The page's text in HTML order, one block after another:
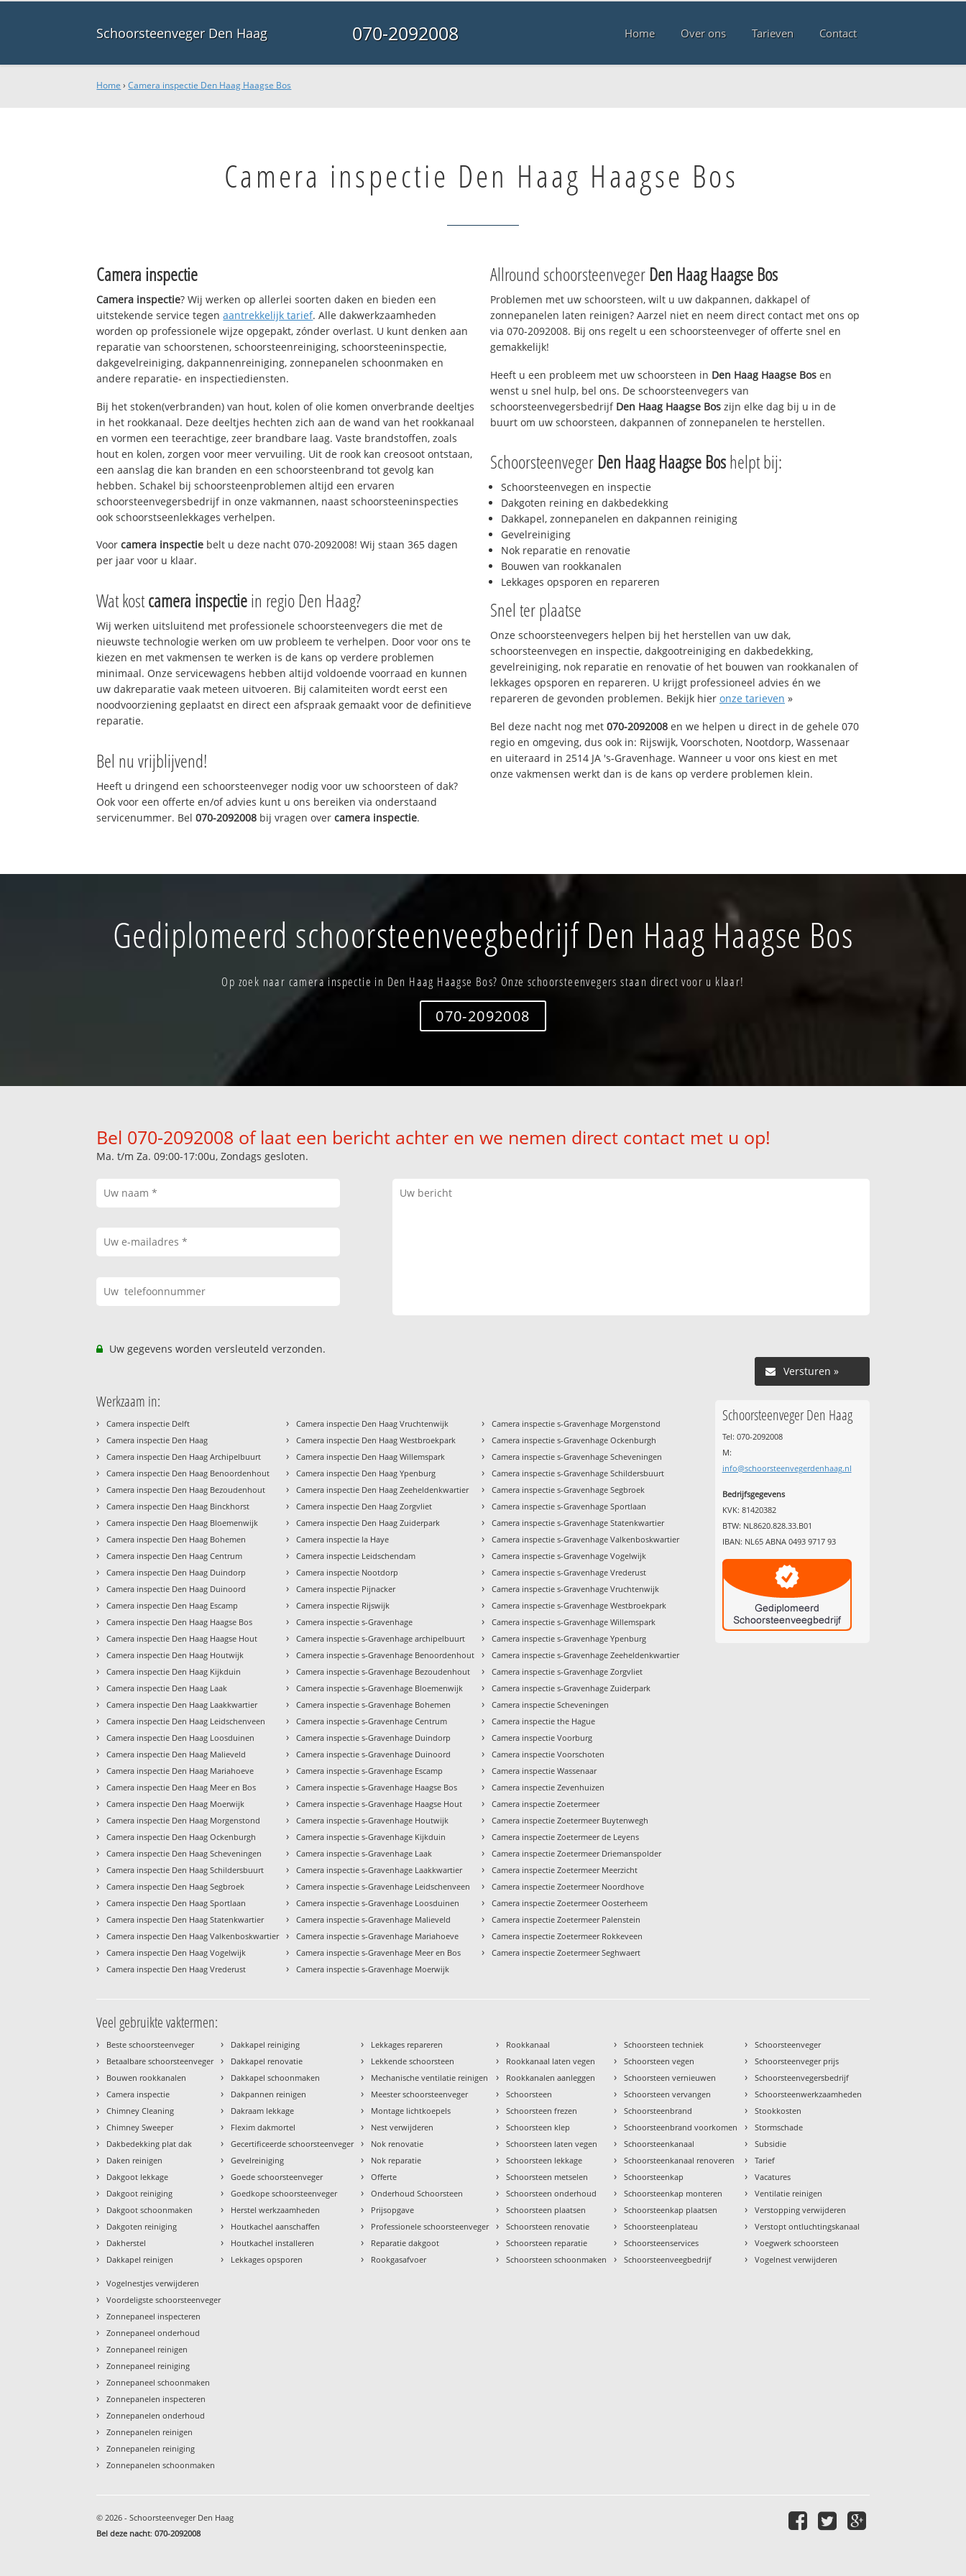
Schoorsteenveger Den Haag 070-2092008 Home Over ons Tarieven Contact
Home ›Camera inspectie Den Haag Haagse Bos
Camera inspectie Den Haag Haagse Bos
Camera inspectie
Camera inspectie? Wij werken op allerlei soorten daken en bieden een
uitstekende service tegenaantrekkelijk tarief. Alle dakwerkzaamheden
worden op professionele wijze opgepakt, zónder overlast. U kunt denken aan
reparatie van schoorstenen, schoorsteenreiniging, schoorsteeninspectie,
dakgevelreiniging, dakpannenreiniging, zonnepanelen schoonmaken en
andere reparatie- en inspectiediensten.
Bij het stoken(verbranden) van hout, kolen of olie komen onverbrande deeltjes
in het rookkanaal. Deze deeltjes hechten zich aan de wand van het rookkanaal
en vormen een teerachtige, zeer brandbare laag. Vaste brandstoffen, zoals
hout en kolen, zorgen voor meer vervuiling. Uit de rook kan creosoot ontstaan,
een aanslag die kan branden en een schoorsteenbrand tot gevolg kan
hebben. Schakel bij schoorsteenproblemen altijd een ervaren
schoorsteenvegersbedrijf in onze vakmannen, naast schoorsteeninspecties
ook schoorstseenlekkages verhelpen.
Voorcamera inspectie belt u deze nacht 070-2092008! Wij staan 365 dagen
per jaar voor u klaar.
Wat kostcamera inspectiein regio Den Haag?
Wij werken uitsluitend met professionele schoorsteenvegers die met de
nieuwste technologie werken om uw probleem te verhelpen. Door voor ons te
kiezen en met vakmensen te werken is de kans op verdere problemen
minimaal. Onze servicewagens hebben altijd voldoende voorraad en kunnen
uw dakreparatie vaak meteen uitvoeren. Bij calamiteiten wordt eerst een
noodvoorziening geplaatst en direct een afspraak gemaakt voor de definitieve
reparatie.
Bel nu vrijblijvend!
Heeft u dringend een schoorsteenveger nodig voor uw schoorsteen of dak?
Ook voor een offerte en/of advies kunt u ons bereiken via onderstaand
servicenummer. Bel070-2092008 bij vragen overcamera inspectie.
Allround schoorsteenveger Den Haag Haagse Bos
Problemen met uw schoorsteen, wilt u uw dakpannen, dakkapel of
zonnepanelen laten reinigen? Aarzel niet en neem direct contact met ons op
via 070-2092008. Bij ons regelt u een schoorsteenveger of offerte snel en
gemakkelijk!
Heeft u een probleem met uw schoorsteen in Den Haag Haagse Bos en
wenst u snel hulp, bel ons. De schoorsteenvegers van
schoorsteenvegersbedrijf Den Haag Haagse Bos zijn elke dag bij u in de
buurt om uw schoorsteen, dakpannen of zonnepanelen te herstellen.
Schoorsteenveger Den Haag Haagse Boshelpt bij:
Schoorsteenvegen en inspectie
Dakgoten reining en dakbedekking
Dakkapel, zonnepanelen en dakpannen reiniging
Gevelreiniging
Nok reparatie en renovatie
Bouwen van rookkanalen
Lekkages opsporen en repareren
Snel ter plaatse
Onze schoorsteenvegers helpen bij het herstellen van uw dak,
schoorsteenvegen en inspectie, dakgootreiniging en dakbedekking,
gevelreiniging, nok reparatie en renovatie of het bouwen van rookkanalen of
lekkages opsporen en repareren. U krijgt professioneel advies én we
repareren de gevonden problemen. Bekijk hier onze tarieven »
Bel deze nacht nog met 070-2092008 en we helpen u direct in de gehele 070
regio en omgeving, dus ook in: Rijswijk, Voorschoten, Nootdorp, Wassenaar
en uiteraard in 2514 JA 's-Gravenhage. Wanneer u voor ons kiest en met
onze vakmensen werkt dan is de kans op verdere problemen klein.
Gediplomeerd schoorsteenveegbedrijf Den Haag Haagse Bos
Op zoek naar camera inspectie in Den Haag Haagse Bos? Onze schoorsteenvegers staan direct voor u klaar!
070-2092008
Bel 070-2092008 of laat een bericht achter en we nemen direct contact met u op!
Ma. t/m Za. 09:00-17:00u, Zondags gesloten.
Uw gegevens worden versleuteld verzonden.
Versturen »
Werkzaam in:
› Camera inspectie Delft
› Camera inspectie Den Haag
› Camera inspectie Den Haag Archipelbuurt
› Camera inspectie Den Haag Benoordenhout
› Camera inspectie Den Haag Bezoudenhout
› Camera inspectie Den Haag Binckhorst
› Camera inspectie Den Haag Bloemenwijk
› Camera inspectie Den Haag Bohemen
› Camera inspectie Den Haag Centrum
› Camera inspectie Den Haag Duindorp
› Camera inspectie Den Haag Duinoord
› Camera inspectie Den Haag Escamp
› Camera inspectie Den Haag Haagse Bos
› Camera inspectie Den Haag Haagse Hout
› Camera inspectie Den Haag Houtwijk
› Camera inspectie Den Haag Kijkduin
› Camera inspectie Den Haag Laak
› Camera inspectie Den Haag Laakkwartier
› Camera inspectie Den Haag Leidschenveen
› Camera inspectie Den Haag Loosduinen
› Camera inspectie Den Haag Malieveld
› Camera inspectie Den Haag Mariahoeve
› Camera inspectie Den Haag Meer en Bos
› Camera inspectie Den Haag Moerwijk
› Camera inspectie Den Haag Morgenstond
› Camera inspectie Den Haag Ockenburgh
› Camera inspectie Den Haag Scheveningen
› Camera inspectie Den Haag Schildersbuurt
› Camera inspectie Den Haag Segbroek
› Camera inspectie Den Haag Sportlaan
› Camera inspectie Den Haag Statenkwartier
› Camera inspectie Den Haag Valkenboskwartier
› Camera inspectie Den Haag Vogelwijk
› Camera inspectie Den Haag Vrederust
› Camera inspectie Den Haag Vruchtenwijk
› Camera inspectie Den Haag Westbroekpark
› Camera inspectie Den Haag Willemspark
› Camera inspectie Den Haag Ypenburg
› Camera inspectie Den Haag Zeeheldenkwartier
› Camera inspectie Den Haag Zorgvliet
› Camera inspectie Den Haag Zuiderpark
› Camera inspectie la Haye
› Camera inspectie Leidschendam
› Camera inspectie Nootdorp
› Camera inspectie Pijnacker
› Camera inspectie Rijswijk
› Camera inspectie s-Gravenhage
› Camera inspectie s-Gravenhage archipelbuurt
› Camera inspectie s-Gravenhage Benoordenhout
› Camera inspectie s-Gravenhage Bezoudenhout
› Camera inspectie s-Gravenhage Bloemenwijk
› Camera inspectie s-Gravenhage Bohemen
› Camera inspectie s-Gravenhage Centrum
› Camera inspectie s-Gravenhage Duindorp
› Camera inspectie s-Gravenhage Duinoord
› Camera inspectie s-Gravenhage Escamp
› Camera inspectie s-Gravenhage Haagse Bos
› Camera inspectie s-Gravenhage Haagse Hout
› Camera inspectie s-Gravenhage Houtwijk
› Camera inspectie s-Gravenhage Kijkduin
› Camera inspectie s-Gravenhage Laak
› Camera inspectie s-Gravenhage Laakkwartier
› Camera inspectie s-Gravenhage Leidschenveen
› Camera inspectie s-Gravenhage Loosduinen
› Camera inspectie s-Gravenhage Malieveld
› Camera inspectie s-Gravenhage Mariahoeve
› Camera inspectie s-Gravenhage Meer en Bos
› Camera inspectie s-Gravenhage Moerwijk
› Camera inspectie s-Gravenhage Morgenstond
› Camera inspectie s-Gravenhage Ockenburgh
› Camera inspectie s-Gravenhage Scheveningen
› Camera inspectie s-Gravenhage Schildersbuurt
› Camera inspectie s-Gravenhage Segbroek
› Camera inspectie s-Gravenhage Sportlaan
› Camera inspectie s-Gravenhage Statenkwartier
› Camera inspectie s-Gravenhage Valkenboskwartier
› Camera inspectie s-Gravenhage Vogelwijk
› Camera inspectie s-Gravenhage Vrederust
› Camera inspectie s-Gravenhage Vruchtenwijk
› Camera inspectie s-Gravenhage Westbroekpark
› Camera inspectie s-Gravenhage Willemspark
› Camera inspectie s-Gravenhage Ypenburg
› Camera inspectie s-Gravenhage Zeeheldenkwartier
› Camera inspectie s-Gravenhage Zorgvliet
› Camera inspectie s-Gravenhage Zuiderpark
› Camera inspectie Scheveningen
› Camera inspectie the Hague
› Camera inspectie Voorburg
› Camera inspectie Voorschoten
› Camera inspectie Wassenaar
› Camera inspectie Zevenhuizen
› Camera inspectie Zoetermeer
› Camera inspectie Zoetermeer Buytenwegh
› Camera inspectie Zoetermeer de Leyens
› Camera inspectie Zoetermeer Driemanspolder
› Camera inspectie Zoetermeer Meerzicht
› Camera inspectie Zoetermeer Noordhove
› Camera inspectie Zoetermeer Oosterheem
› Camera inspectie Zoetermeer Palenstein
› Camera inspectie Zoetermeer Rokkeveen
› Camera inspectie Zoetermeer Seghwaert
Schoorsteenveger Den Haag
Tel: 070-2092008
M:
info@schoorsteenvegerdenhaag.nl
Bedrijfsgegevens
KVK: 81420382
BTW: NL8620.828.33.B01
IBAN: NL65 ABNA 0493 9717 93
Veel gebruikte vaktermen:
› Beste schoorsteenveger
› Betaalbare schoorsteenveger
› Bouwen rookkanalen
› Camera inspectie
› Chimney Cleaning
› Chimney Sweeper
› Dakbedekking plat dak
› Daken reinigen
› Dakgoot lekkage
› Dakgoot reiniging
› Dakgoot schoonmaken
› Dakgoten reiniging
› Dakherstel
› Dakkapel reinigen
› Dakkapel reiniging
› Dakkapel renovatie
› Dakkapel schoonmaken
› Dakpannen reinigen
› Dakraam lekkage
› Flexim dakmortel
› Gecertificeerde schoorsteenveger
› Gevelreiniging
› Goede schoorsteenveger
› Goedkope schoorsteenveger
› Herstel werkzaamheden
› Houtkachel aanschaffen
› Houtkachel installeren
› Lekkages opsporen
› Lekkages repareren
› Lekkende schoorsteen
› Mechanische ventilatie reinigen
› Meester schoorsteenveger
› Montage lichtkoepels
› Nest verwijderen
› Nok renovatie
› Nok reparatie
› Offerte
› Onderhoud Schoorsteen
› Prijsopgave
› Professionele schoorsteenveger
› Reparatie dakgoot
› Rookgasafvoer
› Rookkanaal
› Rookkanaal laten vegen
› Rookkanalen aanleggen
› Schoorsteen
› Schoorsteen frezen
› Schoorsteen klep
› Schoorsteen laten vegen
› Schoorsteen lekkage
› Schoorsteen metselen
› Schoorsteen onderhoud
› Schoorsteen plaatsen
› Schoorsteen renovatie
› Schoorsteen reparatie
› Schoorsteen schoonmaken
› Schoorsteen techniek
› Schoorsteen vegen
› Schoorsteen vernieuwen
› Schoorsteen vervangen
› Schoorsteenbrand
› Schoorsteenbrand voorkomen
› Schoorsteenkanaal
› Schoorsteenkanaal renoveren
› Schoorsteenkap
› Schoorsteenkap monteren
› Schoorsteenkap plaatsen
› Schoorsteenplateau
› Schoorsteenservices
› Schoorsteenveegbedrijf
› Schoorsteenveger
› Schoorsteenveger prijs
› Schoorsteenvegersbedrijf
› Schoorsteenwerkzaamheden
› Stookkosten
› Stormschade
› Subsidie
› Tarief
› Vacatures
› Ventilatie reinigen
› Verstopping verwijderen
› Verstopt ontluchtingskanaal
› Voegwerk schoorsteen
› Vogelnest verwijderen
› Vogelnestjes verwijderen
› Voordeligste schoorsteenveger
› Zonnepaneel inspecteren
› Zonnepaneel onderhoud
› Zonnepaneel reinigen
› Zonnepaneel reiniging
› Zonnepaneel schoonmaken
› Zonnepanelen inspecteren
› Zonnepanelen onderhoud
› Zonnepanelen reinigen
› Zonnepanelen reiniging
› Zonnepanelen schoonmaken
© 2026 - Schoorsteenveger Den Haag
Bel deze nacht:070-2092008